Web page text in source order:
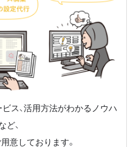
ス、活用方法がわかるノウハ
ど、
意しております。